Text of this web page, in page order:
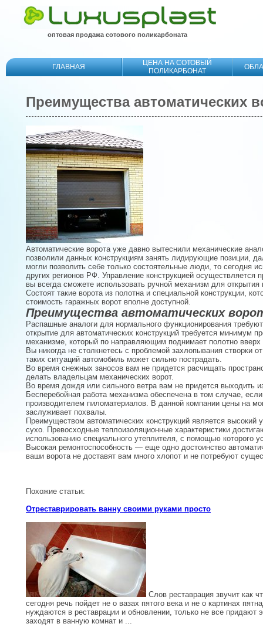
оптовая продажа сотового поликарбоната
ГЛАВНАЯ
ЦЕНА НА СОТОВЫЙ
ПОЛИКАРБОНАТ
Преимущества автоматических
Автоматические ворота уже давно вытеснили механические
позволили данных конструкциям занять лидирующие позиции,
могли позволить себе только состоятельные люди, то сегодня
других регионов РФ. Управление конструкцией
вы всегда сможете использовать ручной механизм для открытия
Состоят такие ворота из полотна и специальной конструкции,
стоимость гаражных ворот вполне доступной.
Преимущества автоматических
Распашные аналоги для нормального функционирования
открытие для автоматических конструкций требуется минимум
механизме, который по направляющим поднимает полотно вверх
Вы никогда не столкнетесь с проблемой захлопывания створки
таких ситуаций автомобиль может сильно пострадать.
Во время снежных заносов вам не придется расчищать
делать владельцам механических ворот.
Во время дождя или сильного ветра вам не придется выходить
Бесперебойная работа механизма обеспечена в том случае,
производителем пиломатериалов. В данной компании цены на
заслуживает похвалы.
Преимуществом автоматических конструкций является
сухо. Превосходные теплоизоляционные характеристики
использованию специального утеплителя, с помощью
Высокая ремонтоспособность — еще одно достоинство
ваши ворота не доставят вам много хлопот и не потребуют
Похожие статьи:
Отреставрировать ванну своими руками просто
Слов реставрация звучит как
сегодня речь пойдет не о вазах пятого века и не о картинах
нуждаются в реставрации и обновлении, только не все придают
заходят в ванную комнат и ...